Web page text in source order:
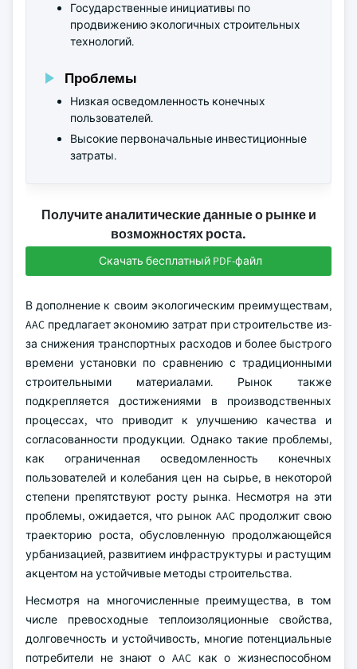
Государственные инициативы по
продвижению экологичных строительных
технологий.
Проблемы
Низкая осведомленность конечных
пользователей.
Высокие первоначальные инвестиционные
затраты.
Получите аналитические данные о рынке и
возможностях роста.
Скачать бесплатный PDF-файл
В дополнение к своим экологическим преимуществам,
AAC предлагает экономию затрат при строительстве из-
за снижения транспортных расходов и более быстрого
времени установки по сравнению с традиционными
строительными материалами. Рынок также
подкрепляется достижениями в производственных
процессах, что приводит к улучшению качества и
согласованности продукции. Однако такие проблемы,
как ограниченная осведомленность конечных
пользователей и колебания цен на сырье, в некоторой
степени препятствуют росту рынка. Несмотря на эти
проблемы, ожидается, что рынок AAC продолжит свою
траекторию роста, обусловленную продолжающейся
урбанизацией, развитием инфраструктуры и растущим
акцентом на устойчивые методы строительства.
Несмотря на многочисленные преимущества, в том
числе превосходные теплоизоляционные свойства,
долговечность и устойчивость, многие потенциальные
потребители не знают о AAC как о жизнеспособном